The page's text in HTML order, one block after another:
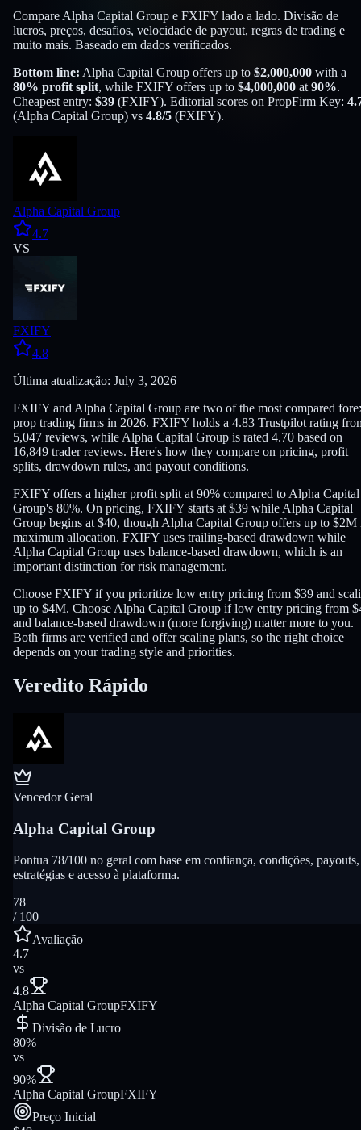
Compare Alpha Capital Group e FXIFY lado a lado. Divisão de
lucros, preços, desafios, velocidade de payout, regras de trading e
muito mais. Baseado em dados verificados.
Bottom line: Alpha Capital Group offers up to $2,000,000 with a
80% profit split, while FXIFY offers up to $4,000,000 at 90%.
Cheapest entry: $39 (FXIFY). Editorial scores on PropFirm Key:
(Alpha Capital Group) vs 4.8/5 (FXIFY).
Alpha Capital Group
4.7
VS
FXIFY
4.8
Última atualização: July 3, 2026
FXIFY and Alpha Capital Group are two of the most compared
prop trading firms in 2026. FXIFY holds a 4.83 Trustpilot rating
5,047 reviews, while Alpha Capital Group is rated 4.70 based on
16,849 trader reviews. Here's how they compare on pricing, profit
splits, drawdown rules, and payout conditions.
FXIFY offers a higher profit split at 90% compared to Alpha Capital
Group's 80%. On pricing, FXIFY starts at $39 while Alpha Capital
Group begins at $40, though Alpha Capital Group offers up to $2M
maximum allocation. FXIFY uses trailing-based drawdown while
Alpha Capital Group uses balance-based drawdown, which is an
important distinction for risk management.
Choose FXIFY if you prioritize low entry pricing from $39 and
up to $4M. Choose Alpha Capital Group if low entry pricing from
and balance-based drawdown (more forgiving) matter more to you.
Both firms are verified and offer scaling plans, so the right choice
depends on your trading style and priorities.
Veredito Rápido
Vencedor Geral
Alpha Capital Group
Pontua 78/100 no geral com base em confiança, condições, payouts,
estratégias e acesso à plataforma.
78
/ 100
Avaliação
4.7
vs
4.8
Alpha Capital GroupFXIFY
Divisão de Lucro
80%
vs
90%
Alpha Capital GroupFXIFY
Preço Inicial